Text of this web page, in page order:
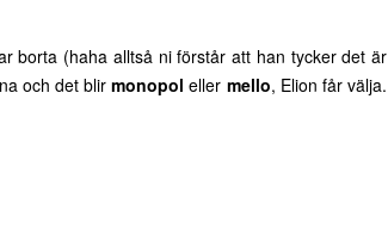
borta (haha alltså ni förstår att han tycker det är
och det blirmonopol eller mello, Elion får välja.